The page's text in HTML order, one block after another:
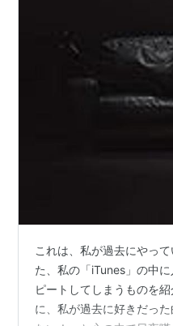
これは、私が過去にやっ
た、私の「iTunes」の中
ピートしてしまうものを
に、私が過去に好きだっ